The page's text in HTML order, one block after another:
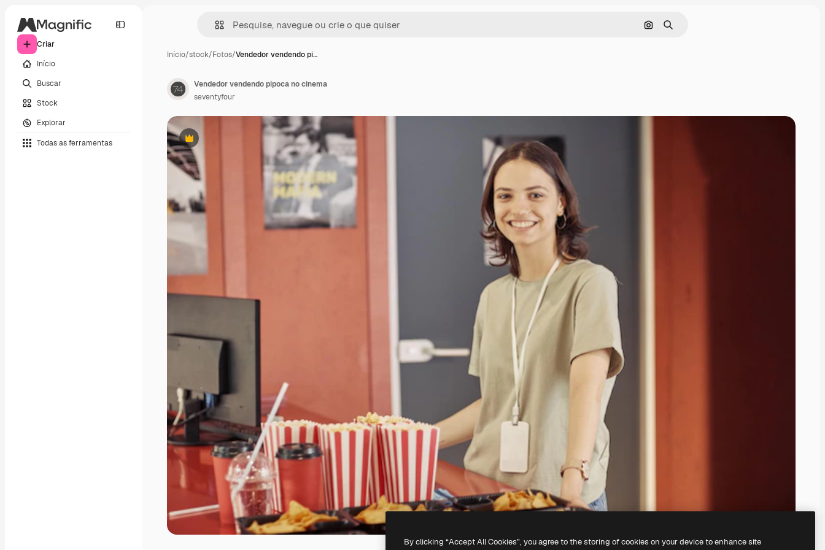
Criar
Início
Buscar
Stock
Explorar
Todas as ferramentas
Pesquisar por imagem
Buscar
Início/stock/Fotos/Vendedor vendendo pi…
Premium
Vendedor vendendo pipoca no cinema
seventyfour
By clicking “Accept All Cookies”, you agree to the storing of cookies on your device to enhance site